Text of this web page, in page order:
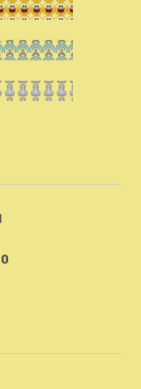
0